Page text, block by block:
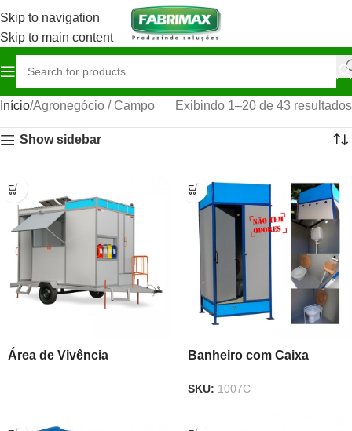
Skip to navigation
Skip to main content
Início Agronegócio / Campo Exibindo 1–20 de 43 resultados
Show sidebar
Área de Vivência
Banheiro com Caixa
SKU: 1007C